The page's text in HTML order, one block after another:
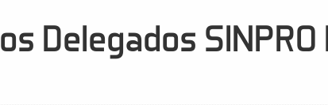
Delegados